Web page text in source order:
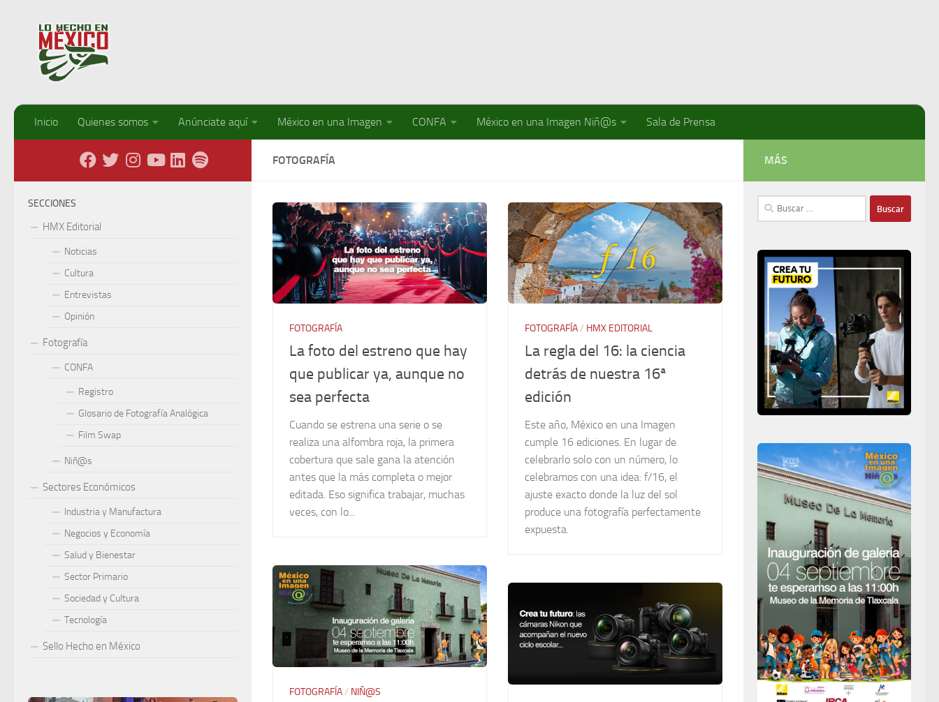
Inicio Quienes somos Anúnciate aquí México en una Imagen CONFA México en una Imagen Niñ@s Sala de Prensa
FOTOGRAFÍA
FOTOGRAFÍA
La foto del estreno que hay
que publicar ya, aunque no
sea perfecta
Cuando se estrena una serie o se
realiza una alfombra roja, la primera
cobertura que sale gana la atención
antes que la más completa o mejor
editada. Eso significa trabajar, muchas
veces, con lo...
FOTOGRAFÍA/ HMX EDITORIAL
La regla del 16: la ciencia
detrás de nuestra 16ª
edición
Este año, México en una Imagen
cumple 16 ediciones. En lugar de
celebrarlo solo con un número, lo
celebramos con una idea: f/16, el
ajuste exacto donde la luz del sol
produce una fotografía perfectamente
expuesta.
FOTOGRAFÍA/ NIÑ@S
SECCIONES
HMX Editorial
Noticias
Cultura
Entrevistas
Opinión
Fotografía
CONFA
Registro
Glosario de Fotografía Analógica
Film Swap
Niñ@s
Sectores Económicos
Industria y Manufactura
Negocios y Economía
Salud y Bienestar
Sector Primario
Sociedad y Cultura
Tecnología
Sello Hecho en México
MÁS
Buscar: